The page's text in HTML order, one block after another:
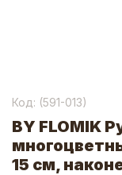
Код: (591-013)
BY FLOMIK
15 см,